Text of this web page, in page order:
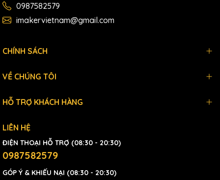
0987582579
imakervietnam@gmail.com
CHÍNH SÁCH
VỀ CHÚNG TÔI
HỖ TRỢ KHÁCH HÀNG
LIÊN HỆ
ĐIỆN THOẠI HỖ TRỢ (08:30 - 20:30)
0987582579
GÓP Ý & KHIẾU NẠI (08:30 - 20:30)